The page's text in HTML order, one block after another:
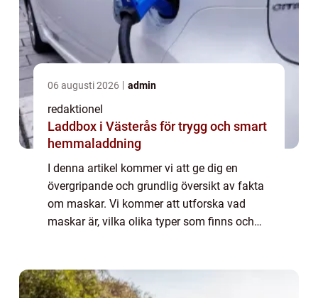
06 augusti 2026 admin
redaktionel
Laddbox i Västerås för trygg och smart
hemmaladdning
I denna artikel kommer vi att ge dig en
övergripande och grundlig översikt av fakta
om maskar. Vi kommer att utforska vad
maskar är, vilka olika typer som finns och
och...